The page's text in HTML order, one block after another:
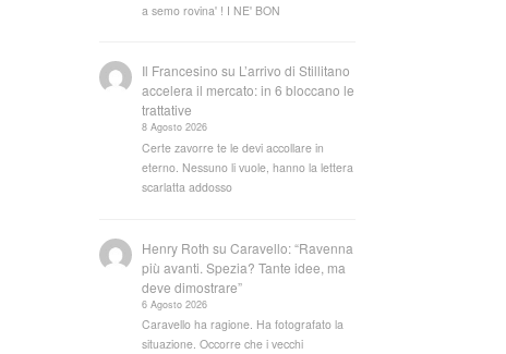
a semo rovina' ! I NE' BON
Il Francesino su L’arrivo di Stillitano
accelera il mercato: in 6 bloccano le
trattative
8 Agosto 2026
Certe zavorre te le devi accollare in
eterno. Nessuno li vuole, hanno la lettera
scarlatta addosso
Henry Roth suCaravello: “Ravenna
più avanti. Spezia? Tante idee, ma
deve dimostrare”
6 Agosto 2026
Caravello ha ragione. Ha fotografato la
situazione. Occorre che i vecchi